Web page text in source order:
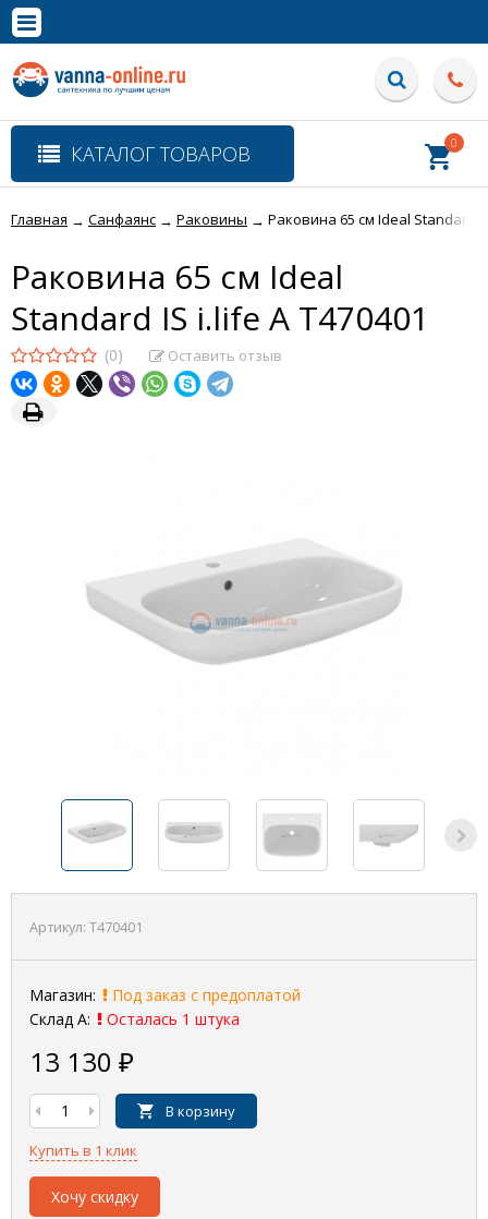
Полная версия сайта
КАТАЛОГ ТОВАРОВ 0
Главная → Санфаянс → Раковины → Раковина 65 см Ideal Standard
Раковина 65 см Ideal
Standard IS i.life A T470401
(0) Оставить отзыв
Артикул: T470401
Магазин:
Под заказ с предоплатой
Склад А:
Осталась 1 штука
13 130 ₽
В корзину
Купить в 1 клик
Хочу скидку